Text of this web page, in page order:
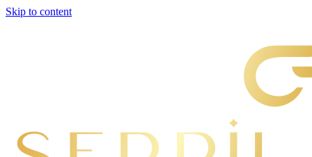
Skip to content